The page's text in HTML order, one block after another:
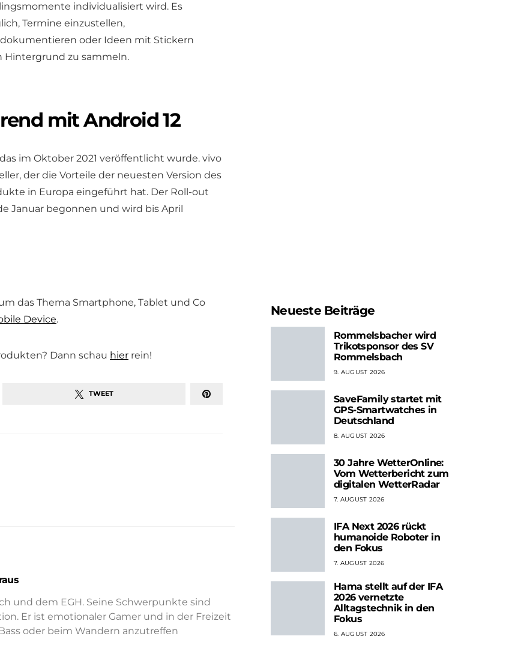
individualisiert wird. Es
Termine einzustellen,
oder Ideen mit Stickern
Hintergrund zu sammeln.
mit Android 12
im Oktober 2021 veröffentlicht wurde. vivo
der die Vorteile der neuesten Version des
in Europa eingeführt hat. Der Roll-out
Januar begonnen und wird bis April
das Thema Smartphone, Tablet und Co
Device.
Dann schau hier rein!
TWEET
und dem EGH. Seine Schwerpunkte sind
Er ist emotionaler Gamer und in der Freizeit
oder beim Wandern anzutreffen
Neueste Beiträge
Rommelsbacher wird
Trikotsponsor des SV
Rommelsbach
9. AUGUST 2026
SaveFamily startet mit
GPS-Smartwatches in
Deutschland
8. AUGUST 2026
30 Jahre WetterOnline:
Vom Wetterbericht zum
digitalen WetterRadar
7. AUGUST 2026
IFA Next 2026 rückt
humanoide Roboter in
den Fokus
7. AUGUST 2026
Hama stellt auf der IFA
2026 vernetzte
Alltagstechnik in den
Fokus
6. AUGUST 2026